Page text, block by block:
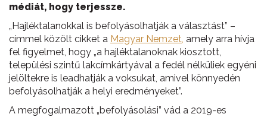
médiát, hogy terjessze.
„Hajléktalanokkal is befolyásolhatják a választást” –
címmel közölt cikket a Magyar Nemzet, amely arra hívja
fel figyelmet, hogy „a hajléktalanoknak kiosztott,
települési szintű lakcímkártyával a fedél nélküliek egyéni
jelöltekre is leadhatják a voksukat, amivel könnyedén
befolyásolhatják a helyi eredményeket”.
A megfogalmazott „befolyásolási” vád a 2019-es